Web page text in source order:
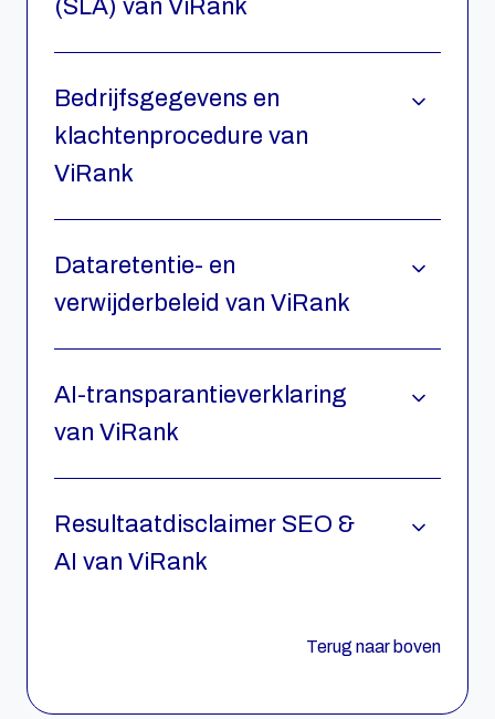
(SLA) van ViRank
Bedrijfsgegevens en
klachtenprocedure van
ViRank
Dataretentie- en
verwijderbeleid van ViRank
AI-transparantieverklaring
van ViRank
Resultaatdisclaimer SEO &
AI van ViRank
Terug naar boven